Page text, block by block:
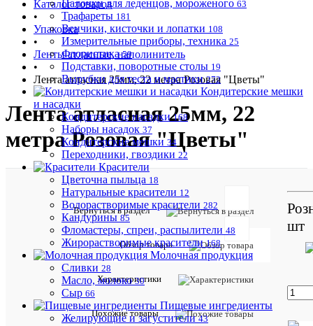
Палочки для леденцов, мороженого 63
Трафареты 181
Венчики, кисточки и лопатки 108
Измерительные приборы, техника 25
Флористика 59
Подставки, поворотные столы 19
Вырубки для теста и мастики 272
Кондитерские мешки
и насадки
Кондитерские насадки 168
Наборы насадок 37
Кондитерские мешки 34
Переходники, гвоздики 22
Красители
Цветочна пыльца 18
Натуральные красители 12
Водорастворимые красители 282
Кандурины 85
Фломастеры, спреи, распылители 48
Жирорастворимые красители 168
Молочная продукция
Сливки 28
Масло, молоко 30
Сыр 66
Пищевые ингредиенты
Желирующие и загустители 43
Каталог товаров
•
Упаковка
•
Ленты атласные, наполинитель
•
Лента атласная 25мм, 22 метра Розовая "Цветы"
Лента атласная 25мм, 22
метра Розовая "Цветы"
Вернуться в раздел
Обзор товара
Характеристики
Похожие товары
отзыв
Артикул:
7160181
шт